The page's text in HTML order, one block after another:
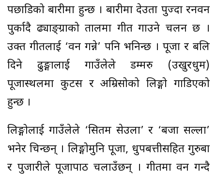
पछाडिको बारीमा हुन्छ । बारीमा देउता पुज्दा रनवन
पुर्कादै ढ्याङ्ग्राको तालमा गीत गाउने चलन छ ।
उक्त गीतलाई ‘वन गन्ने’ पनि भनिन्छ । पूजा र बलि
दिने ढुङ्गालाई गाउँलेले डम्मरु (उखुरधुम)
पूजास्थलमा कुटस र अम्रिसोको लिङ्गो गाडिएको
हुन्छ ।
लिङ्गोलाई गाउँलेले ‘सितम सेउला’ र ‘बजा सल्ला’
भनेर चिन्छन् । लिङ्गोमुनि पूजा, धुपबत्तीसहित गुरुबा
र पुजारीले पूजापाठ चलाउँछन् । गीतमा वन गन्दै